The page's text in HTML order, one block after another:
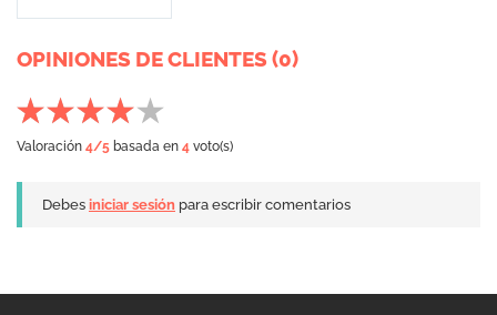
OPINIONES DE CLIENTES (0)
Valoración 4/5 basada en 4 voto(s)
Debes iniciar sesión para escribir comentarios